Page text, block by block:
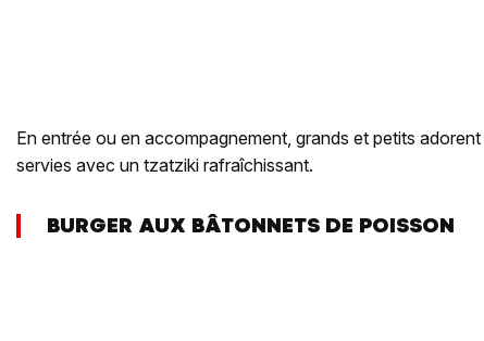
En entrée ou en accompagnement, grands et petits adorent
servies avec un tzatziki rafraîchissant.
BURGER AUX BÂTONNETS DE POISSON